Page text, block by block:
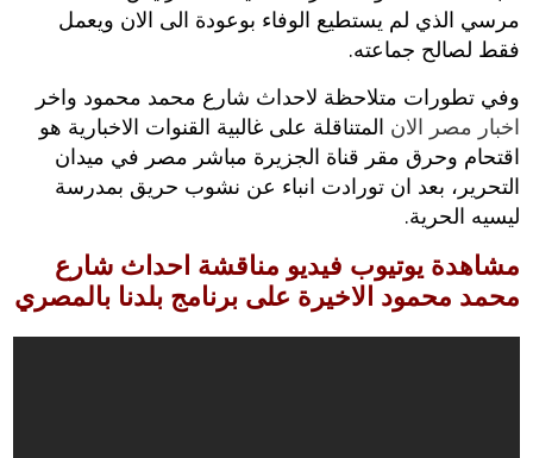
مرسي الذي لم يستطيع الوفاء بوعودة الى الان ويعمل
فقط لصالح جماعته.
وفي تطورات متلاحظة لاحداث شارع محمد محمود واخر
اخبار مصر الان المتناقلة على غالبية القنوات الاخبارية هو
اقتحام وحرق مقر قناة الجزيرة مباشر مصر في ميدان
التحرير، بعد ان تورادت انباء عن نشوب حريق بمدرسة
ليسيه الحرية.
مشاهدة يوتيوب فيديو مناقشة احداث شارع
محمد محمود الاخيرة على برنامج بلدنا بالمصري